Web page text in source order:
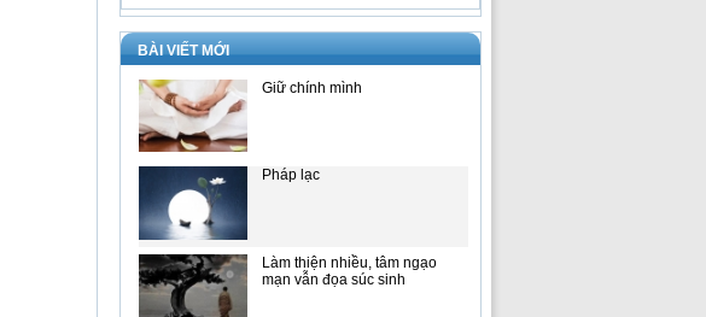
BÀI VIẾT MỚI
Giữ chính mình
Pháp lạc
Làm thiện nhiều, tâm ngạo
mạn vẫn đọa súc sinh